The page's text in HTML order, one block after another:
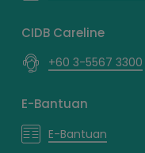
CIDB Careline
+60 3-5567 3300
E-Bantuan
E-Bantuan